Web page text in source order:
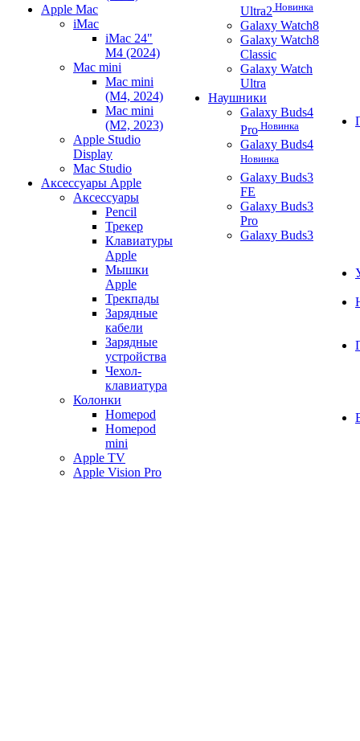
Apple Mac
iMac
iMac 24"
M4 (2024)
Mac mini
Mac mini
(M4, 2024)
Mac mini
(M2, 2023)
Apple Studio
Display
Mac Studio
Аксессуары Apple
Аксессуары
Pencil
Трекер
Клавиатуры
Apple
Мышки
Apple
Трекпады
Зарядные
кабели
Зарядные
устройства
Чехол-
клавиатура
Колонки
Homepod
Homepod
mini
Apple TV
Apple Vision Pro
Ultra2 Новинка
Galaxy Watch8
Galaxy Watch8
Classic
Galaxy Watch
Ultra
Наушники
Galaxy Buds4
Pro Новинка
Galaxy Buds4
Новинка
Galaxy Buds3
FE
Galaxy Buds3
Pro
Galaxy Buds3